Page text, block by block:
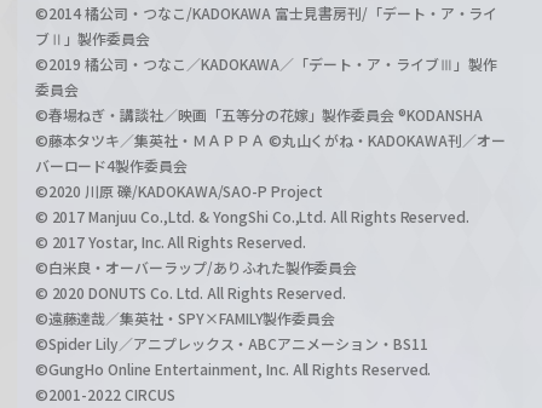
©2014 橘公司・つなこ/KADOKAWA 富士見書房刊/「デート・ア・ライ
ブⅡ」製作委員会
©2019 橘公司・つなこ／KADOKAWA／「デート・ア・ライブⅢ」製作
委員会
©春場ねぎ・講談社／映画「五等分の花嫁」製作委員会 ®KODANSHA
©藤本タツキ／集英社・ＭＡＰＰＡ ©丸山くがね・KADOKAWA刊／オー
バーロード4製作委員会
©2020 川原 礫/KADOKAWA/SAO-P Project
© 2017 Manjuu Co.,Ltd. & YongShi Co.,Ltd. All Rights Reserved.
© 2017 Yostar, Inc. All Rights Reserved.
©白米良・オーバーラップ/ありふれた製作委員会
© 2020 DONUTS Co. Ltd. All Rights Reserved.
©遠藤達哉／集英社・SPY×FAMILY製作委員会
©Spider Lily／アニプレックス・ABCアニメーション・BS11
©GungHo Online Entertainment, Inc. All Rights Reserved.
©2001-2022 CIRCUS